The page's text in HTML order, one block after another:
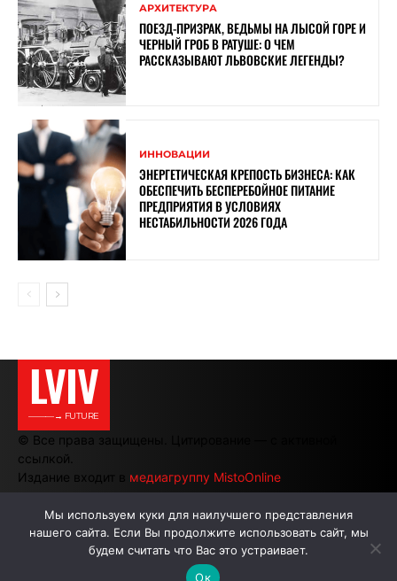
АРХИТЕКТУРА
ПОЕЗД-ПРИЗРАК, ВЕДЬМЫ НА ЛЫСОЙ ГОРЕ И
ЧЕРНЫЙ ГРОБ В РАТУШЕ: О ЧЕМ
РАССКАЗЫВАЮТ ЛЬВОВСКИЕ ЛЕГЕНДЫ?
ИННОВАЦИИ
ЭНЕРГЕТИЧЕСКАЯ КРЕПОСТЬ БИЗНЕСА: КАК
ОБЕСПЕЧИТЬ БЕСПЕРЕБОЙНОЕ ПИТАНИЕ
ПРЕДПРИЯТИЯ В УСЛОВИЯХ
НЕСТАБИЛЬНОСТИ 2026 ГОДА
LVIV
———→ FUTURE
© Все права защищены. Цитирование — с активной
ссылкой.
Издание входит в медиагруппу MistoOnline
АВТОРЫ РЕКЛАМА НА САЙТЕ
Мы используем куки для наилучшего представления
нашего сайта. Если Вы продолжите использовать сайт, мы
будем считать что Вас это устраивает.
Ок